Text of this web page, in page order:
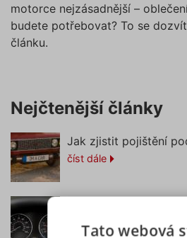
motorce nejzásadnější –
budete potřebovat? To se
článku.
Nejčtenější články
Jak zjistit pojištění
číst dále
číst dále
Tato webová